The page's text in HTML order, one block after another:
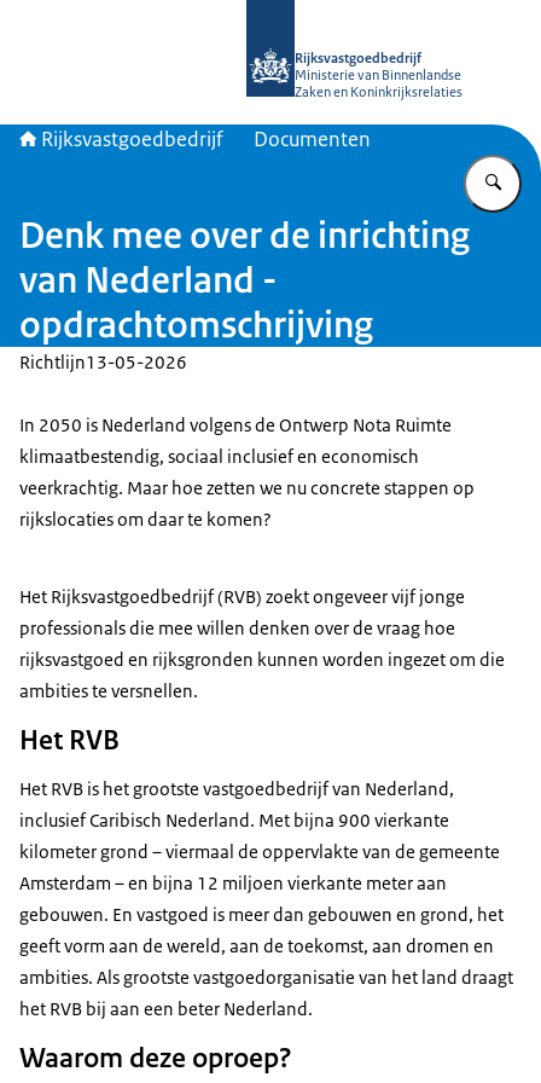
Rijksvastgoedbedrijf
Ministerie van Binnenlandse
Zaken en Koninkrijksrelaties
Rijksvastgoedbedrijf Documenten
Denk mee over de inrichting
van Nederland -
opdrachtomschrijving
Richtlijn13-05-2026
In 2050 is Nederland volgens de Ontwerp Nota Ruimte
klimaatbestendig, sociaal inclusief en economisch
veerkrachtig. Maar hoe zetten we nu concrete stappen op
rijkslocaties om daar te komen?
Het Rijksvastgoedbedrijf (RVB) zoekt ongeveer vijf jonge
professionals die mee willen denken over de vraag hoe
rijksvastgoed en rijksgronden kunnen worden ingezet om die
ambities te versnellen.
Het RVB
Het RVB is het grootste vastgoedbedrijf van Nederland,
inclusief Caribisch Nederland. Met bijna 900 vierkante
kilometer grond – viermaal de oppervlakte van de gemeente
Amsterdam – en bijna 12 miljoen vierkante meter aan
gebouwen. En vastgoed is meer dan gebouwen en grond, het
geeft vorm aan de wereld, aan de toekomst, aan dromen en
ambities. Als grootste vastgoedorganisatie van het land draagt
het RVB bij aan een beter Nederland.
Waarom deze oproep?